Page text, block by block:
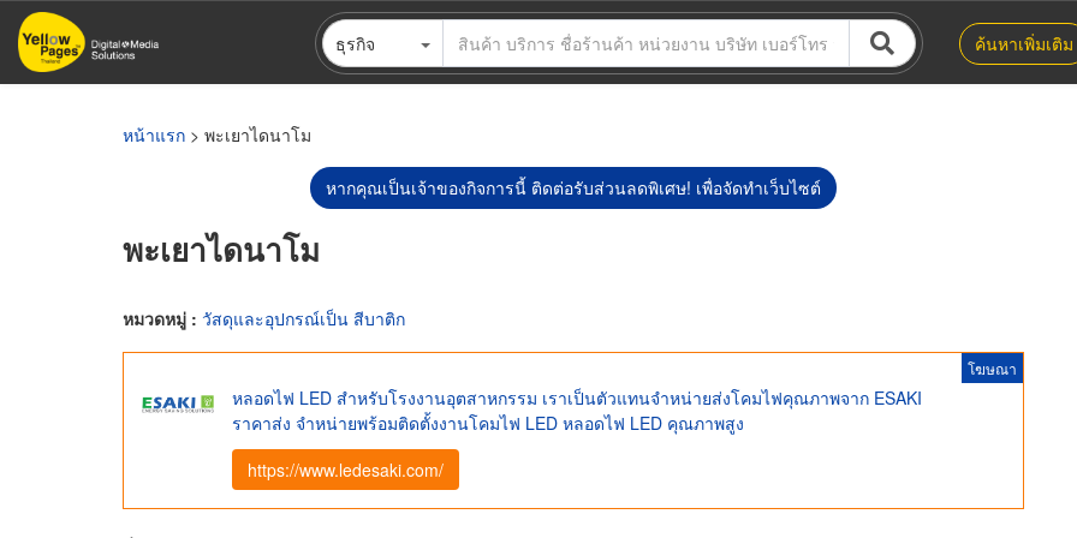
ข้าม
ไป
ธุรกิจ ค้นหาเพิ่มเติม
หน้าแรก > พะเยาไดนาโม
หากคุณเป็นเจ้าของกิจการนี้ ติดต่อรับส่วนลดพิเศษ! เพื่อจัดทำเว็บไซต์
พะเยาไดนาโม
หมวดหมู่ : วัสดุและอุปกรณ์เป็น สีบาติก
โฆษณา
หลอดไฟ LED สำหรับโรงงานอุตสาหกรรม เราเป็นตัวแทนจำหน่ายส่งโคมไฟคุณภาพจาก ESAKI
ราคาส่ง จำหน่ายพร้อมติดตั้งงานโคมไฟ LED หลอดไฟ LED คุณภาพสูง
https://www.ledesaki.com/